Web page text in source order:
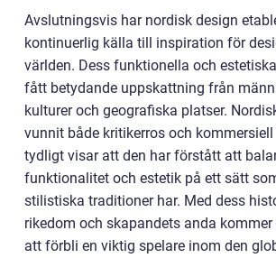
Avslutningsvis har nordisk design
kontinuerlig källa till inspiration för
världen. Dess funktionella och
fått betydande uppskattning från
kulturer och geografiska platser.
vunnit både kritikerros och
tydligt visar att den har förstått att
funktionalitet och estetik på ett sätt
stilistiska traditioner har. Med dess
rikedom och skapandets anda
att förbli en viktig spelare inom den